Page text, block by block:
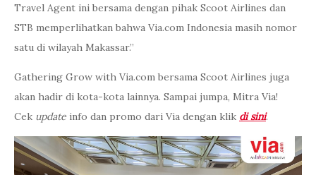
Travel Agent ini bersama dengan pihak Scoot Airlines dan
STB memperlihatkan bahwa Via.com Indonesia masih nomor
satu di wilayah Makassar.”
Gathering Grow with Via.com bersama Scoot Airlines juga
akan hadir di kota-kota lainnya. Sampai jumpa, Mitra Via!
Cek update info dan promo dari Via dengan klik di sini.